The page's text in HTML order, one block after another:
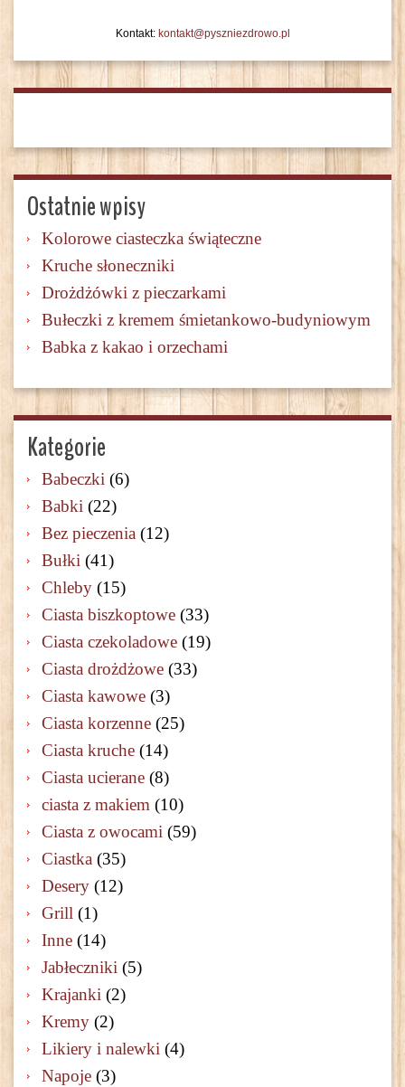
Kontakt: kontakt@pyszniezdrowo.pl
Ostatnie wpisy
Kolorowe ciasteczka świąteczne
Kruche słoneczniki
Drożdżówki z pieczarkami
Bułeczki z kremem śmietankowo-budyniowym
Babka z kakao i orzechami
Kategorie
Babeczki (6)
Babki (22)
Bez pieczenia (12)
Bułki (41)
Chleby (15)
Ciasta biszkoptowe (33)
Ciasta czekoladowe (19)
Ciasta drożdżowe (33)
Ciasta kawowe (3)
Ciasta korzenne (25)
Ciasta kruche (14)
Ciasta ucierane (8)
ciasta z makiem (10)
Ciasta z owocami (59)
Ciastka (35)
Desery (12)
Grill (1)
Inne (14)
Jabłeczniki (5)
Krajanki (2)
Kremy (2)
Likiery i nalewki (4)
Napoje (3)